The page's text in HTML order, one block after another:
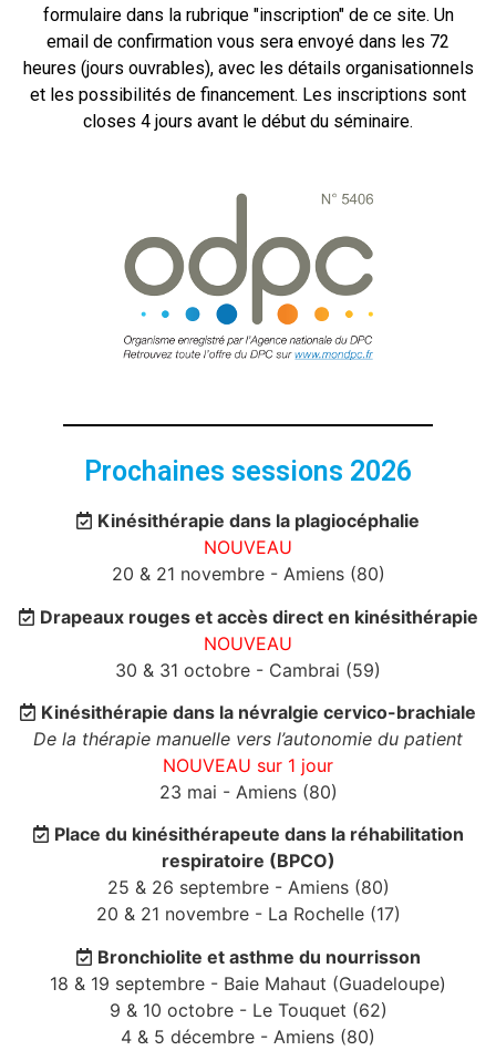
formulaire dans la rubrique "inscription" de ce site. Un
email de confirmation vous sera envoyé dans les 72
heures (jours ouvrables), avec les détails organisationnels
et les possibilités de financement. Les inscriptions sont
closes 4 jours avant le début du séminaire.
Prochaines sessions 2026
Kinésithérapie dans la plagiocéphalie
NOUVEAU
20 & 21 novembre - Amiens (80)
Drapeaux rouges et accès direct en kinésithérapie
NOUVEAU
30 & 31 octobre - Cambrai (59)
Kinésithérapie dans la névralgie cervico-brachiale
De la thérapie manuelle vers l’autonomie du patient
NOUVEAU sur 1 jour
23 mai - Amiens (80)
Place du kinésithérapeute dans la réhabilitation
respiratoire (BPCO)
25 & 26 septembre - Amiens (80)
20 & 21 novembre - La Rochelle (17)
Bronchiolite et asthme du nourrisson
18 & 19 septembre - Baie Mahaut (Guadeloupe)
9 & 10 octobre - Le Touquet (62)
4 & 5 décembre - Amiens (80)